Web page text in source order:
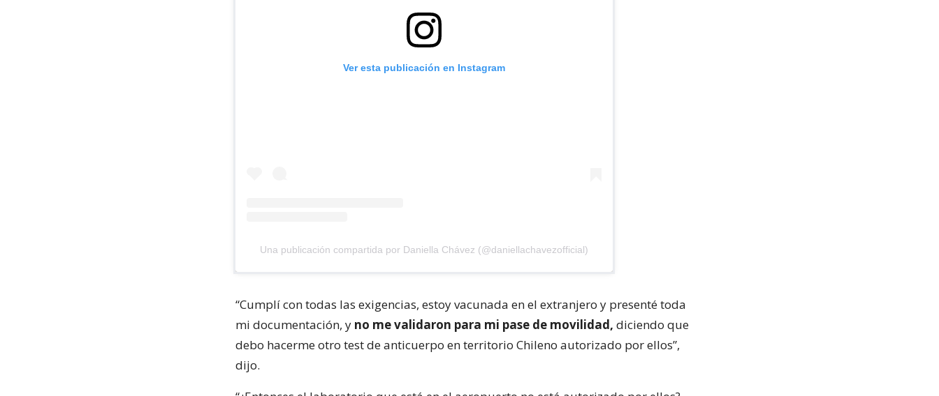
Ver esta publicación en Instagram
Una publicación compartida por Daniella Chávez (@daniellachavezofficial)
“Cumplí con todas las exigencias, estoy vacunada en el extranjero y presenté toda
mi documentación, y no me validaron para mi pase de movilidad, diciendo que
debo hacerme otro test de anticuerpo en territorio Chileno autorizado por ellos”,
dijo.